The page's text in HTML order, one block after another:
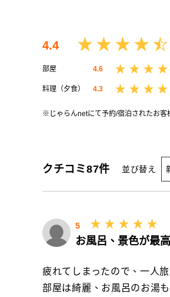
4.4
部屋 4.6
料理（夕食） 4.3
※じゃらんnetにて予約/宿泊されたお客
クチコミ87件 並び替え
5
お風呂、景色が最高
疲れてしまったので、一人
部屋は綺麗、お風呂のお湯